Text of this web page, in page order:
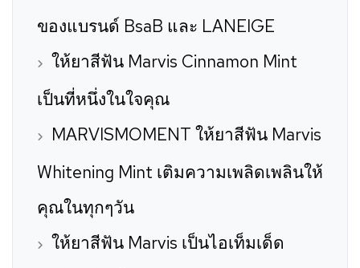
ของแบรนด์ BsaB และ LANEIGE
ให้ยาสีฟัน Marvis Cinnamon Mint
เป็นที่หนึ่งในใจคุณ
MARVISMOMENT ให้ยาสีฟัน Marvis
Whitening Mint เติมความเพลิดเพลินให้
คุณในทุกๆวัน
ให้ยาสีฟัน Marvis เป็นไอเท็มเด็ด